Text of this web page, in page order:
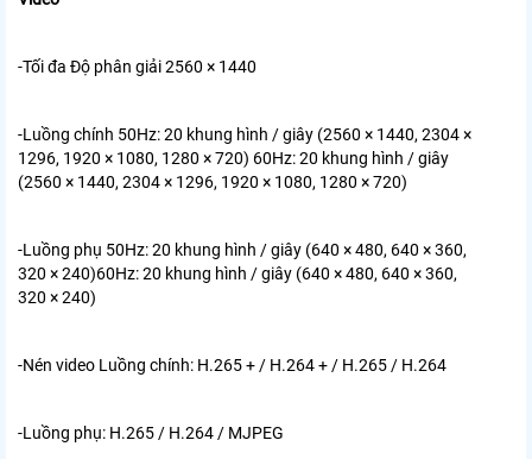
-Tối đa Độ phân giải 2560 × 1440
-Luồng chính 50Hz: 20 khung hình / giây (2560 × 1440, 2304 ×
1296, 1920 × 1080, 1280 × 720) 60Hz: 20 khung hình / giây
(2560 × 1440, 2304 × 1296, 1920 × 1080, 1280 × 720)
-Luồng phụ 50Hz: 20 khung hình / giây (640 × 480, 640 × 360,
320 × 240)60Hz: 20 khung hình / giây (640 × 480, 640 × 360,
320 × 240)
-Nén video Luồng chính: H.265 + / H.264 + / H.265 / H.264
-Luồng phụ: H.265 / H.264 / MJPEG